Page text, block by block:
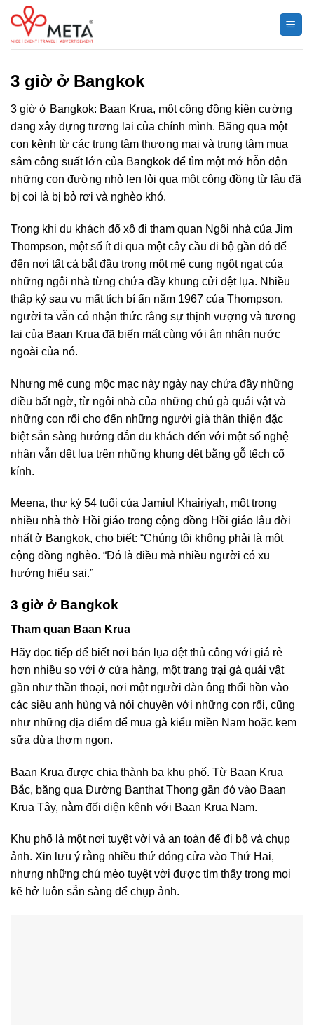
Chuyển
đến
nội
3 giờ ở Bangkok
3 giờ ở Bangkok: Baan Krua, một cộng đồng kiên cường
đang xây dựng tương lai của chính mình. Băng qua một
con kênh từ các trung tâm thương mại và trung tâm mua
sắm công suất lớn của Bangkok để tìm một mớ hỗn độn
những con đường nhỏ len lỏi qua một cộng đồng từ lâu đã
bị coi là bị bỏ rơi và nghèo khó.
Trong khi du khách đổ xô đi tham quan Ngôi nhà của Jim
Thompson, một số ít đi qua một cây cầu đi bộ gần đó để
đến nơi tất cả bắt đầu trong một mê cung ngột ngạt của
những ngôi nhà từng chứa đầy khung cửi dệt lụa. Nhiều
thập kỷ sau vụ mất tích bí ẩn năm 1967 của Thompson,
người ta vẫn có nhận thức rằng sự thịnh vượng và tương
lai của Baan Krua đã biến mất cùng với ân nhân nước
ngoài của nó.
Nhưng mê cung mộc mạc này ngày nay chứa đầy những
điều bất ngờ, từ ngôi nhà của những chú gà quái vật và
những con rối cho đến những người già thân thiện đặc
biệt sẵn sàng hướng dẫn du khách đến với một số nghệ
nhân vẫn dệt lụa trên những khung dệt bằng gỗ tếch cổ
kính.
Meena, thư ký 54 tuổi của Jamiul Khairiyah, một trong
nhiều nhà thờ Hồi giáo trong cộng đồng Hồi giáo lâu đời
nhất ở Bangkok, cho biết: “Chúng tôi không phải là một
cộng đồng nghèo. “Đó là điều mà nhiều người có xu
hướng hiểu sai.”
3 giờ ở Bangkok
Tham quan Baan Krua
Hãy đọc tiếp để biết nơi bán lụa dệt thủ công với giá rẻ
hơn nhiều so với ở cửa hàng, một trang trại gà quái vật
gần như thần thoại, nơi một người đàn ông thổi hồn vào
các siêu anh hùng và nói chuyện với những con rối, cũng
như những địa điểm để mua gà kiểu miền Nam hoặc kem
sữa dừa thơm ngon.
Baan Krua được chia thành ba khu phố. Từ Baan Krua
Bắc, băng qua Đường Banthat Thong gần đó vào Baan
Krua Tây, nằm đối diện kênh với Baan Krua Nam.
Khu phố là một nơi tuyệt vời và an toàn để đi bộ và chụp
ảnh. Xin lưu ý rằng nhiều thứ đóng cửa vào Thứ Hai,
nhưng những chú mèo tuyệt vời được tìm thấy trong mọi
kẽ hở luôn sẵn sàng để chụp ảnh.